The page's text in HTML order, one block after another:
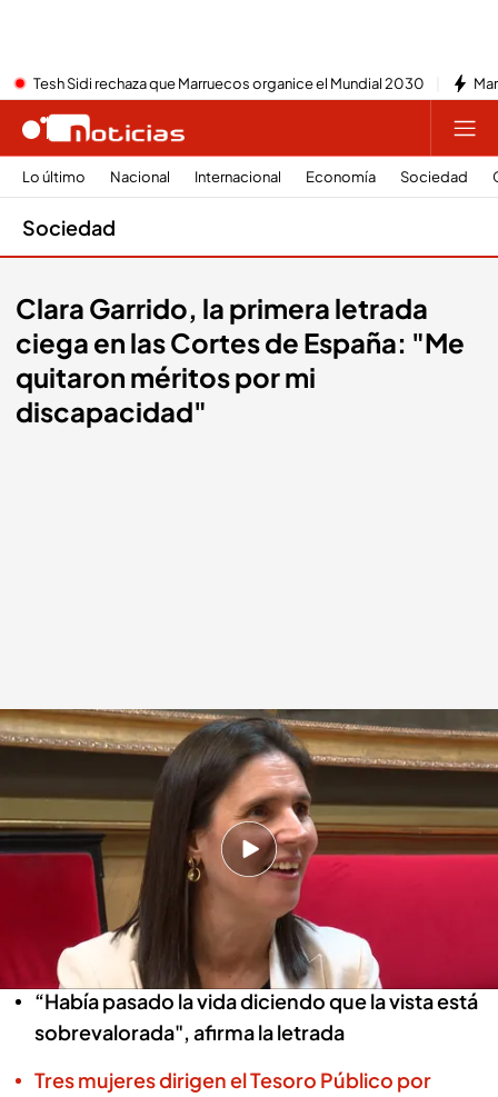
Tesh Sidi rechaza que Marruecos organice el Mundial 2030
Lo último Nacional Internacional Economía Sociedad
Sociedad
Clara Garrido, la primera letrada
ciega en las Cortes de España: "Me
quitaron méritos por mi
discapacidad"
Clara, la primera letrada ciega en las Cortes de España.Imagen: Adrián
Alonso/ Raquel Vázquez
Redacción digital Noticias Cuatro
18 ABR 2025 - 17:35h.
Clara nació con una enfermedad progresiva
incurable que le reducía casi en su totalidad el
campo de visión
“Había pasado la vida diciendo que la vista está
sobrevalorada", afirma la letrada
Tres mujeres dirigen el Tesoro Público por